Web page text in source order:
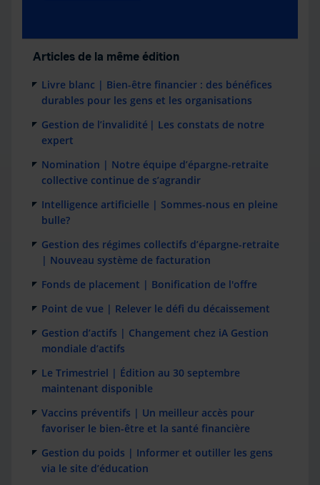
Articles de la même édition
Livre blanc | Bien-être financier : des bénéfices
durables pour les gens et les organisations
Gestion de l’invalidité | Les constats de notre
expert
Nomination | Notre équipe d’épargne-retraite
collective continue de s’agrandir
Intelligence artificielle | Sommes-nous en pleine
bulle?
Gestion des régimes collectifs d’épargne-retraite
| Nouveau système de facturation
Fonds de placement | Bonification de l'offre
Point de vue | Relever le défi du décaissement
Gestion d’actifs | Changement chez iA Gestion
mondiale d’actifs
Le Trimestriel | Édition au 30 septembre
maintenant disponible
Vaccins préventifs | Un meilleur accès pour
favoriser le bien-être et la santé financière
Gestion du poids | Informer et outiller les gens
via le site d’éducation